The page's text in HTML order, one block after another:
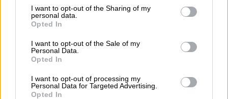
not limited to your visit or usage behaviour. You may click to
grant or deny consent to Google and its third-party tags to
use your data for below specified purposes in below Google
consent section.
I want to opt-out of the Sharing of my
personal data.
Opted In
I want to opt-out of the Sale of my
Personal Data.
Opted In
I want to opt-out of processing my
Personal Data for Targeted Advertising.
Opted In
Ελλάδα|20.03.2026 17:26
Βέροια: Για απόπειρα ανθρωποκτονίας
κατηγορείται ο 20χρονος που
τραυμάτισε βαριά την 24χρονη
ότι χτύπησε την 24χρονη πάνω σε καβγά